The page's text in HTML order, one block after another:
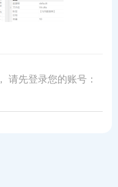
请先登录您的账号：